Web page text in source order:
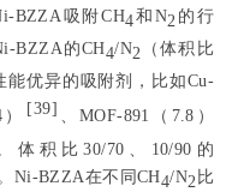
BZZA吸附CH4和N2 的行
BZZA的CH4/N2 （体积比
能优异的吸附剂，比如Cu-
[39] 、MOF-891（7.8）
体积比30/70、10/90的
Ni-BZZA在不同CH4/N2 比